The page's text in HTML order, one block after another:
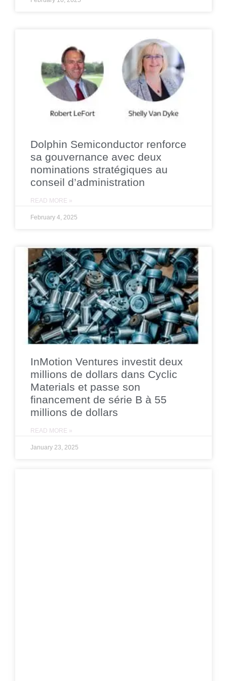
Dolphin Semiconductor renforce
sa gouvernance avec deux
nominations stratégiques au
conseil d’administration
READ MORE »
February 4, 2025
InMotion Ventures investit deux
millions de dollars dans Cyclic
Materials et passe son
financement de série B à 55
millions de dollars
READ MORE »
January 23, 2025